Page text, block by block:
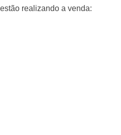
realizando a venda: